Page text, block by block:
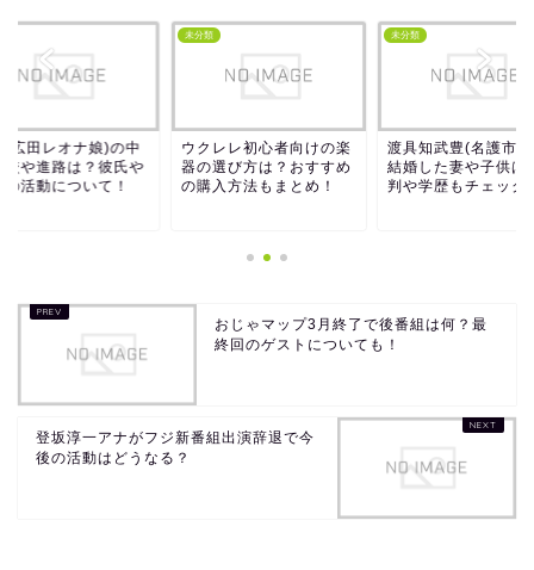
(広田レオナ娘)の中
校や進路は？彼氏や
の活動について！
未分類
ウクレレ初心者向けの楽
器の選び方は？おすすめ
の購入方法もまとめ！
未分類
渡具知武豊(名護市
結婚した妻や子供は
判や学歴もチェック
おじゃマップ3月終了で後番組は何？最
終回のゲストについても！
登坂淳一アナがフジ新番組出演辞退で今
後の活動はどうなる？